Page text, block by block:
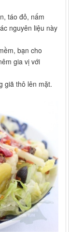
táo đỏ, nấm
nguyên liệu này
bạn cho
gia vị với
giã thô lên mặt.